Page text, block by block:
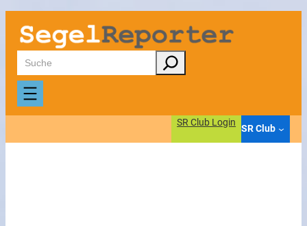
Zum
Inhalt
springen
Suchen
SR Club Login
SR Club